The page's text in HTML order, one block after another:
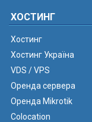
ХОСТИНГ
Хостинг
Хостинг Україна
VDS / VPS
Оренда сервера
Оренда Mikrotik
Colocation